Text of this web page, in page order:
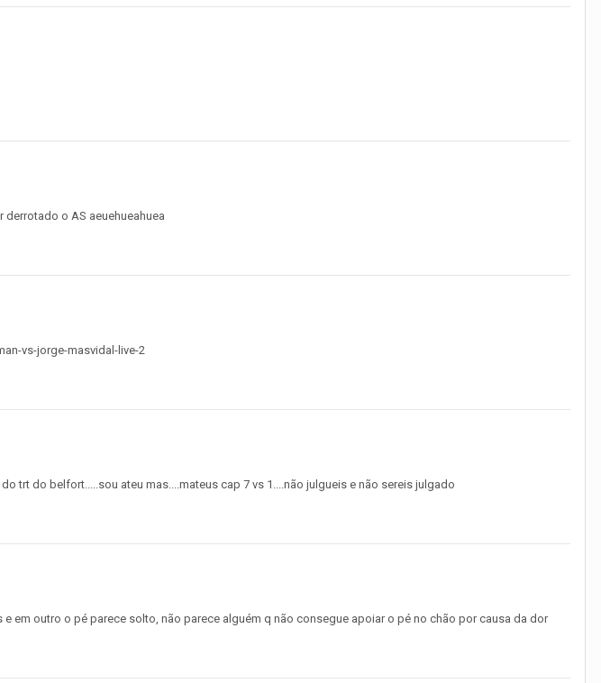
o AS aeuehueahuea
vs-jorge-masvidal-live-2
trt do belfort.....sou ateu mas....mateus cap 7 vs 1....não julgueis e não sereis julgado
em outro o pé parece solto, não parece alguém q não consegue apoiar o pé no chão por causa da dor